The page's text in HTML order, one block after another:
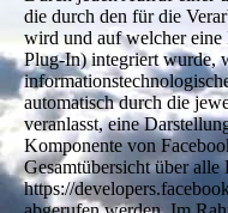
die durch den für die
wird und auf welcher eine
Plug-In) integriert wurde,
automatisch durch die
veranlasst, eine
Komponente von
Gesamtübersicht über
https://